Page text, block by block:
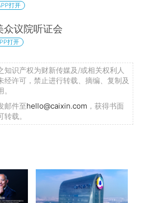
打开
众议院听证会
打开
知识产权为财新传媒及/或相关权利人
经许可，禁止进行转载、摘编、复制及
邮件至hello@caixin.com ，获得书面
载。